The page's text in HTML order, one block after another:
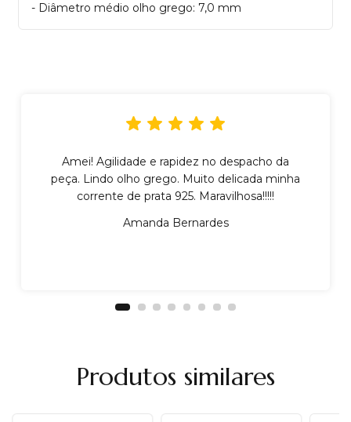
- Diâmetro médio olho grego: 7,0 mm
Amei! Agilidade e rapidez no despacho da
peça. Lindo olho grego. Muito delicada minha
corrente de prata 925. Maravilhosa!!!!!
Amanda Bernardes
Produtos similares